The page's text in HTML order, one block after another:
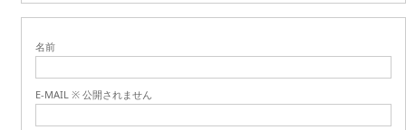
名前
E-MAIL ※ 公開されません